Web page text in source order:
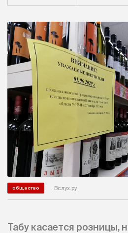
общество Вслух.ру
Табу касается розницы,